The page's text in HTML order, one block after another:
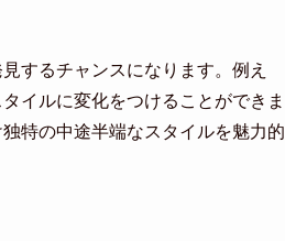
するチャンスになります。例え
イルに変化をつけることができま
特の中途半端なスタイルを魅力的